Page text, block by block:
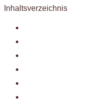
Inhaltsverzeichnis